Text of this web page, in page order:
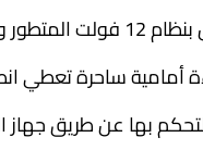
ممتازة وتكافؤاً في السرعة أثناء قيادة الصغار.
أمامية ساحرة تعطي
بها عن طريق جهاز